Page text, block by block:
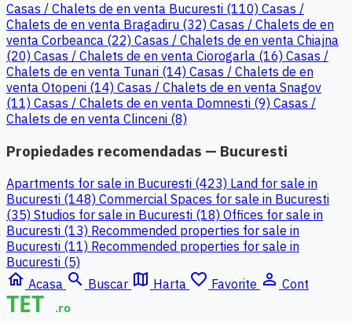
Casas / Chalets de en venta Bucuresti (110) Casas /
Chalets de en venta Bragadiru (32) Casas / Chalets de en
venta Corbeanca (22) Casas / Chalets de en venta Chiajna
(20) Casas / Chalets de en venta Ciorogarla (16) Casas /
Chalets de en venta Tunari (14) Casas / Chalets de en
venta Otopeni (14) Casas / Chalets de en venta Snagov
(11) Casas / Chalets de en venta Domnesti (9) Casas /
Chalets de en venta Clinceni (8)
Propiedades recomendadas — Bucuresti
Apartments for sale in Bucuresti (423) Land for sale in
Bucuresti (148) Commercial Spaces for sale in Bucuresti
(35) Studios for sale in Bucuresti (18) Offices for sale in
Bucuresti (13) Recommended properties for sale in
Bucuresti (11) Recommended properties for sale in
Bucuresti (5)
home Acasa search Buscar map Harta favorite_border Favorite person_outline Cont